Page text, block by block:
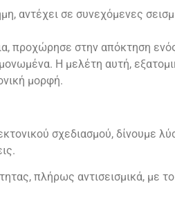
αντέχει σε συνεχόμενες
προχώρησε στην απόκτηση
Η μελέτη αυτή,
μορφή.
σχεδιασμού,
πλήρως αντισεισμικά,